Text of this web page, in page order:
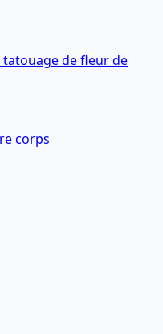
tatouage de fleur de
corps